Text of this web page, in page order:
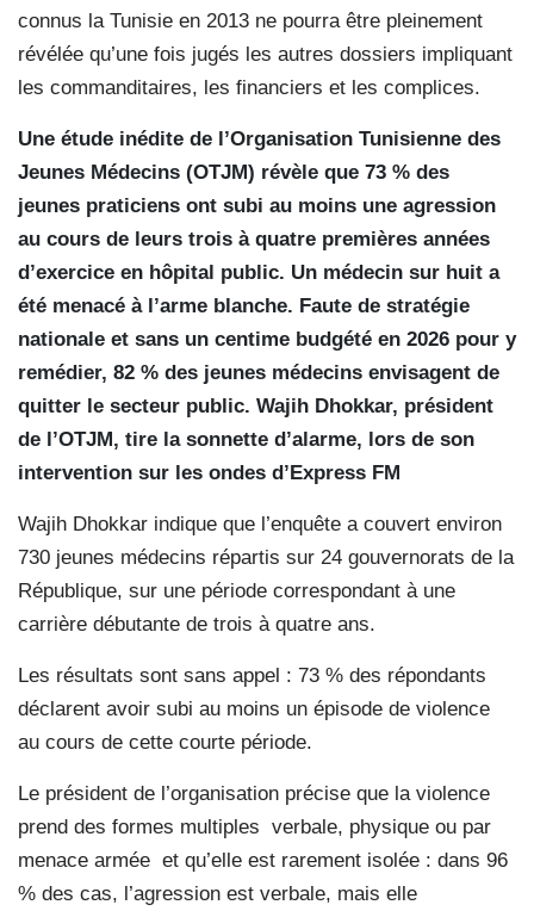
connus la Tunisie en 2013 ne pourra être pleinement
révélée qu’une fois jugés les autres dossiers impliquant
les commanditaires, les financiers et les complices.
Une étude inédite de l’Organisation Tunisienne des
Jeunes Médecins (OTJM) révèle que 73 % des
jeunes praticiens ont subi au moins une agression
au cours de leurs trois à quatre premières années
d’exercice en hôpital public. Un médecin sur huit a
été menacé à l’arme blanche. Faute de stratégie
nationale et sans un centime budgété en 2026 pour y
remédier, 82 % des jeunes médecins envisagent de
quitter le secteur public. Wajih Dhokkar, président
de l’OTJM, tire la sonnette d’alarme, lors de son
intervention sur les ondes d’Express FM
Wajih Dhokkar indique que l’enquête a couvert environ
730 jeunes médecins répartis sur 24 gouvernorats de la
République, sur une période correspondant à une
carrière débutante de trois à quatre ans.
Les résultats sont sans appel : 73 % des répondants
déclarent avoir subi au moins un épisode de violence
au cours de cette courte période.
Le président de l’organisation précise que la violence
prend des formes multiples verbale, physique ou par
menace armée et qu’elle est rarement isolée : dans 96
% des cas, l’agression est verbale, mais elle